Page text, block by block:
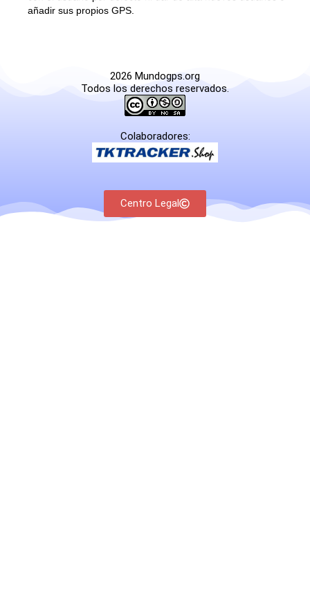
añadir sus propios GPS.
2026 Mundogps.org
Todos los derechos reservados.
Colaboradores:
Centro Legal